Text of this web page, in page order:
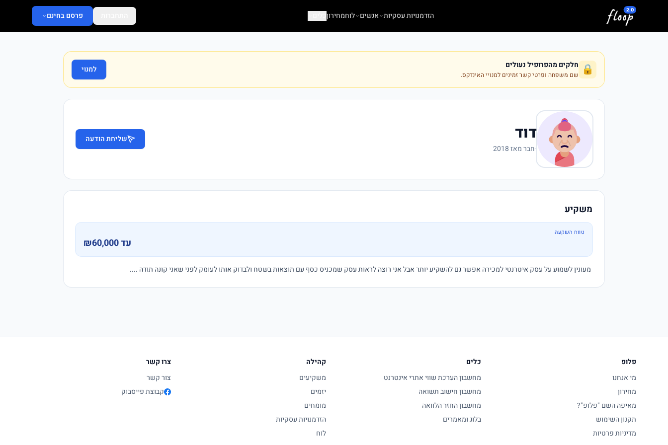
דלג לתוכן המרכזי
הזדמנויות עסקיות אנשים לוחמחירוןכלים פרסם בחינם
🔒 חלקים מהפרופיל נעולים
שם משפחה ופרטי קשר זמינים למנויי האינדקס.
למנוי
דוד
·חבר מאז 2018
שליחת הודעה
משקיע
טווח השקעה
עד ₪60,000
פלופ
מי אנחנו
מחירון
מאיפה השם "פלופ"?
תקנון השימוש
מדיניות פרטיות
כלים
מחשבון הערכת שווי אתרי אינטרנט
מחשבון חישוב תשואה
מחשבון החזר הלוואה
בלוג ומאמרים
קהילה
משקיעים
יזמים
מומחים
הזדמנויות עסקיות
לוח
צרו קשר
צור קשר
קבוצת פייסבוק